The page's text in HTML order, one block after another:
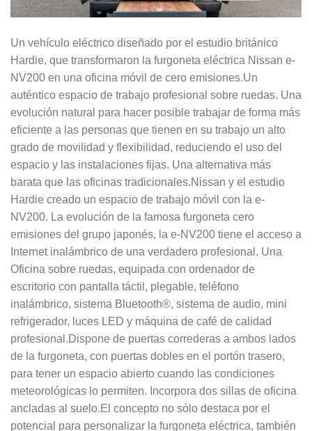
Un vehículo eléctrico diseñado por el estudio británico
Hardie, que transformaron la furgoneta eléctrica Nissan e-
NV200 en una oficina móvil de cero emisiones.Un
auténtico espacio de trabajo profesional sobre ruedas. Una
evolución natural para hacer posible trabajar de forma más
eficiente a las personas que tienen en su trabajo un alto
grado de movilidad y flexibilidad, reduciendo el uso del
espacio y las instalaciones fijas. Una alternativa más
barata que las oficinas tradicionales.Nissan y el estudio
Hardie creado un espacio de trabajo móvil con la e-
NV200. La evolución de la famosa furgoneta cero
emisiones del grupo japonés, la e-NV200 tiene el acceso a
Internet inalámbrico de una verdadero profesional. Una
Oficina sobre ruedas, equipada con ordenador de
escritorio con pantalla táctil, plegable, teléfono
inalámbrico, sistema Bluetooth®, sistema de audio, mini
refrigerador, luces LED y máquina de café de calidad
profesional.Dispone de puertas correderas a ambos lados
de la furgoneta, con puertas dobles en el portón trasero,
para tener un espacio abierto cuando las condiciones
meteorológicas lo permiten. Incorpora dos sillas de oficina
ancladas al suelo.El concepto no sólo destaca por el
potencial para personalizar la furgoneta eléctrica, también